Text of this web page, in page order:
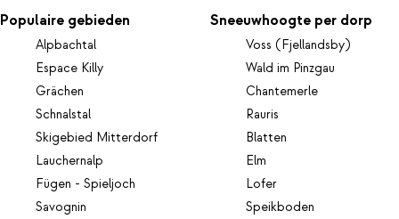
Populaire gebieden
Alpbachtal
Espace Killy
Grächen
Schnalstal
Skigebied Mitterdorf
Lauchernalp
Fügen - Spieljoch
Savognin
Sneeuwhoogte per dorp
Voss (Fjellandsby)
Wald im Pinzgau
Chantemerle
Rauris
Blatten
Elm
Lofer
Speikboden